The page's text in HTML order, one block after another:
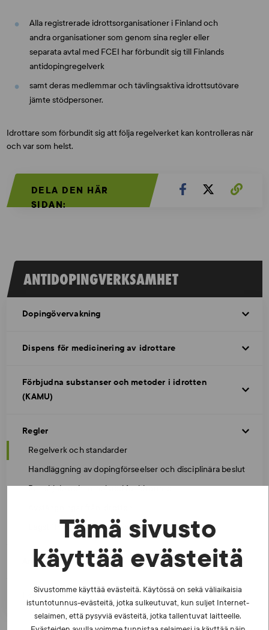
Tämä sivusto
käyttää evästeitä
Sivustomme käyttää evästeitä. Käytössä on sekä väliaikaisia
istuntotunnus-evästeitä, jotka sulkeutuvat, kun suljet Internet-
selaimen, että pysyviä evästeitä, jotka tallentuvat laitteelle.
Alla registrerade idrottsorganisationer i Finland och
andra organisationer som genom sina regler eller
separata avtal med FCEI har förbundit sig till Finlands
antidopingregelverk
samt deras medlemmar och tävlingsaktiva idrottsutövare
jämte stödpersoner.
Idrottare som förbundit sig att följa regelverket kan kontrolleras när
och var som helst.
DELA DEN HÄR
SIDAN:
ANTIDOPINGVERKSAMHET
Dopingövervakning
Dispens för medicinering av idrottare
Förbjudna substanser och metoder i idrotten
(KAMU)
Regler
Regelverk och standarder
Handläggning av dopingförseelser och disciplinära beslut
Rättshjälp och terapistöd för idrottare
Lagstiftning och internationella avtal
Antidopingprogram
I samarbete